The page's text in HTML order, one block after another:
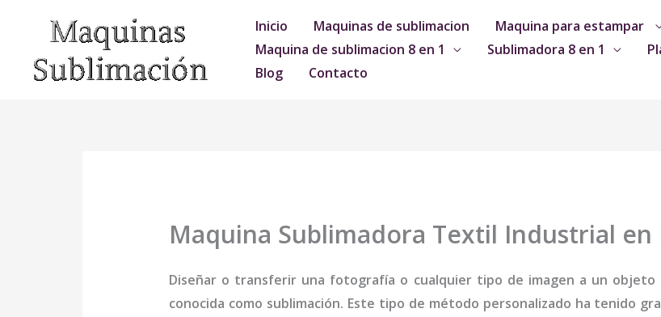
contenido
Inicio Maquinas de sublimacion Maquina para estampar
Maquina de sublimacion 8 en 1
Sublimadora 8 en 1
Blog
Contacto
Maquina Sublimadora Textil Industrial en
Diseñar o transferir una fotografía o cualquier tipo de imagen a un
conocida como sublimación. Este tipo de método personalizado ha tenido